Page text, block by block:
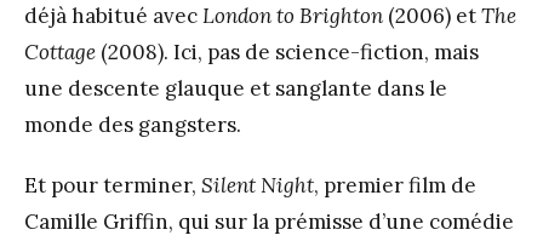
déjà habitué avecLondon to Brighton (2006) etThe
Cottage (2008). Ici, pas de science-fiction, mais
une descente glauque et sanglante dans le
monde des gangsters.
Et pour terminer, Silent Night, premier film de
Camille Griffin, qui sur la prémisse d’une comédie